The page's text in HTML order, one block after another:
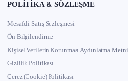
POLITIKA & SÖZLEŞME
Mesafeli Satış Sözleşmesi
Ön Bilgilendirme
Kişisel Verilerin Korunması Aydınlatma Metni
Gizlilik Politikası
Çerez (Cookie) Politikası